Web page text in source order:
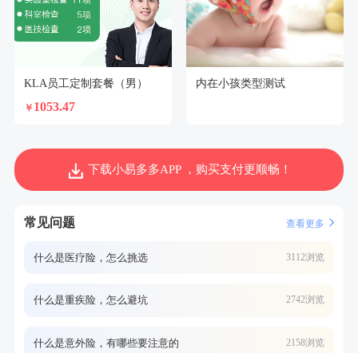
KLA员工定制套餐（男）
￥ 1053.47
内在小孩类型测试
下载小易多多APP ，购买支付更顺畅！
常见问题 查看更多
什么是医疗险，怎么挑选 3112浏览
什么是重疾险，怎么避坑 2742浏览
什么是意外险，有哪些要注意的 2158浏览